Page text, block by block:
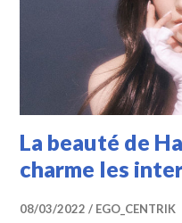
La beauté de
charme les
08/03/2022 EGO_CENTRIK